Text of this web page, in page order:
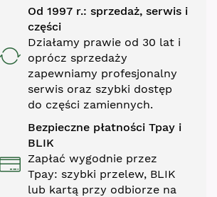
Od 1997 r.: sprzedaż, serwis i
części
Działamy prawie od 30 lat i
oprócz sprzedaży
zapewniamy profesjonalny
serwis oraz szybki dostęp
do części zamiennych.
Bezpieczne płatności Tpay i
BLIK
Zapłać wygodnie przez
Tpay: szybki przelew, BLIK
lub kartą przy odbiorze na